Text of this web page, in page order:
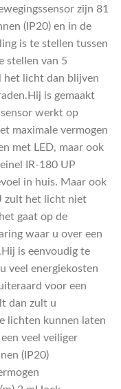
zijn 81
(IP20) en in de
is te stellen tussen
stellen van 5
het licht dan blijven
is gemaakt
werkt op
maximale vermogen
met LED, maar ook
IR-180 UP
in huis. Maar ook
zult het licht niet
gaat op de
waar u over een
is eenvoudig te
veel energiekosten
voor een
dan zult u
lichten kunnen laten
veel veiliger
(IP20)